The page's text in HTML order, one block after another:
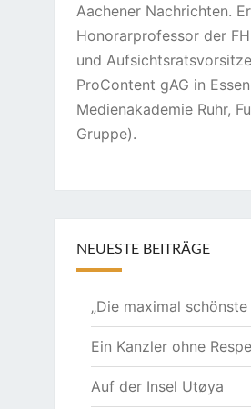
Aachener Nachrichten.
Honorarprofessor der
und
ProContent gAG in
Medienakademie Ruhr,
Gruppe).
NEUESTE BEITRÄGE
„Die maximal schönste
Ein Kanzler ohne
Auf der Insel Utøya